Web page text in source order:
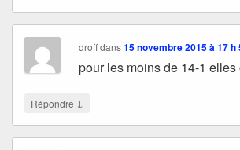
droffdans15 novembre 2015 à 17 h
pour les moins de 14-1
Répondre ↓